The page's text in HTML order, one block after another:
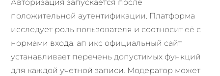
Авторизация запускается после
положительной аутентификации. Платформа
исследует роль пользователя и соотносит её с
нормами входа. ап икс официальный сайт
устанавливает перечень допустимых функций
для каждой учетной записи. Модератор может